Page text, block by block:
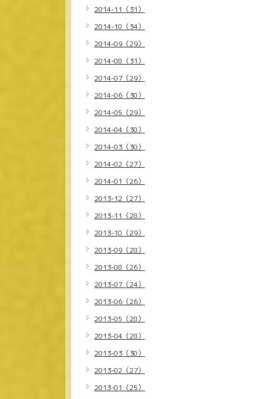
2014-11（31）
2014-10（34）
2014-09（29）
2014-08（31）
2014-07（29）
2014-06（30）
2014-05（29）
2014-04（30）
2014-03（30）
2014-02（27）
2014-01（26）
2013-12（27）
2013-11（28）
2013-10（29）
2013-09（28）
2013-08（26）
2013-07（24）
2013-06（26）
2013-05（28）
2013-04（28）
2013-03（30）
2013-02（27）
2013-01（25）